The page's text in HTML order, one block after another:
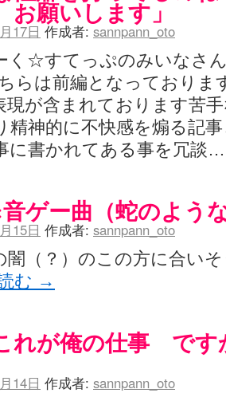
願いします」
17日 作成者: sannpann_oto
く☆すてっぷのみいなさ
らは前編となっており
現が含まれております苦
精神的に不快感を煽る記
に書かれてある事を冗談
ゲー曲（蛇のよう
15日 作成者: sannpann_oto
闇（？）のこの方に合い
む →
れが俺の仕事 で
14日 作成者: sannpann_oto